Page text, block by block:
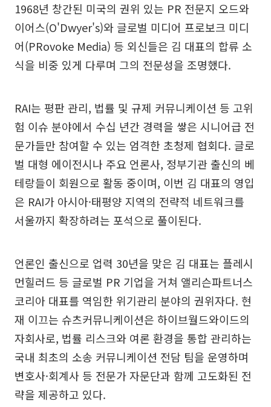
1968년 창간된 미국의 권위 있는 PR 전문지 오드와
이어스(O'Dwyer's)와 글로벌 미디어 프로보크 미디
어(PRovoke Media) 등 외신들은 김 대표의 합류 소
식을 비중 있게 다루며 그의 전문성을 조명했다.
RAI는 평판 관리, 법률 및 규제 커뮤니케이션 등 고위
험 이슈 분야에서 수십 년간 경력을 쌓은 시니어급 전
문가들만 참여할 수 있는 엄격한 초청제 협회다. 글로
벌 대형 에이전시나 주요 언론사, 정부기관 출신의 베
테랑들이 회원으로 활동 중이며, 이번 김 대표의 영입
은 RAI가 아시아·태평양 지역의 전략적 네트워크를
서울까지 확장하려는 포석으로 풀이된다.
언론인 출신으로 업력 30년을 맞은 김 대표는 플레시
먼힐러드 등 글로벌 PR 기업을 거쳐 앨리슨파트너스
코리아 대표를 역임한 위기관리 분야의 권위자다. 현
재 이끄는 슈츠커뮤니케이션은 하이브월드와이드의
자회사로, 법률 리스크와 여론 환경을 통합 관리하는
국내 최초의 소송 커뮤니케이션 전담 팀을 운영하며
변호사·회계사 등 전문가 자문단과 함께 고도화된 전
략을 제공하고 있다.